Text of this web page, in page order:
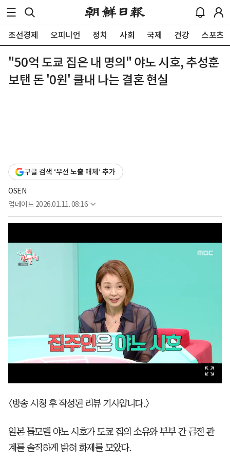
조선경제 오피니언 정치 사회 국제 건강 스포츠
"50억 도쿄 집은 내 명의" 야노 시호, 추성훈
보탠 돈 '0원' 쿨내 나는 결혼 현실
구글 검색 ‘우선 노출 매체’ 추가
OSEN
업데이트 2026.01.11. 08:16
<방송 시청 후 작성된 리뷰 기사입니다.>
일본 톱모델 야노 시호가 도쿄 집의 소유와 부부 간 금전 관
계를 솔직하게 밝혀 화제를 모았다.